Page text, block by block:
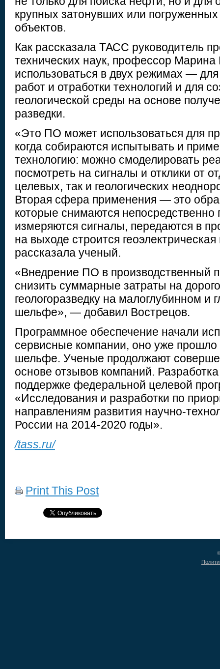
крупных затонувших или
объектов.
Как рассказала ТАСС руководитель
технических наук, профессор
использоваться в двух режимах —
работ и отработки технологий и для
геологической среды на основе
разведки.
«Это ПО может использоваться для
когда собираются испытывать и
технологию: можно смоделировать
посмотреть на сигналы и отклики от
целевых, так и геологических
Вторая сфера применения — это
которые снимаются непосредственно
измеряются сигналы, передаются в
на выходе строится
рассказала ученый.
«Внедрение ПО в производственный
снизить суммарные затраты на
геологоразведку на малоглубинном и
шельфе», — добавил Вострецов.
Программное обеспечение начали
сервисные компании, оно уже
шельфе. Ученые продолжают
основе отзывов компаний.
поддержке федеральной целевой
«Исследования и разработки по
направлениям развития научно-
России на 2014-2020 годы».
/tass.ru/
Print This Post